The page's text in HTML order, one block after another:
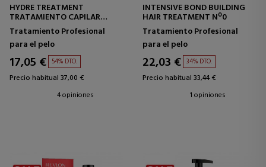
HYDRE TREATMENT
TRATAMIENTO CAPILAR
MASCARILLA REPARADORA Y
FORTALECEDORA
Tratamiento Profesional
para el pelo
17,05 € 54% DTO.
Precio habitual 37,00 €
4 opiniones
INTENSIVE BOND BUILDING
HAIR TREATMENT Nº0
Tratamiento Profesional
para el pelo
22,03 € 34% DTO.
Precio habitual 33,44 €
1 opiniones